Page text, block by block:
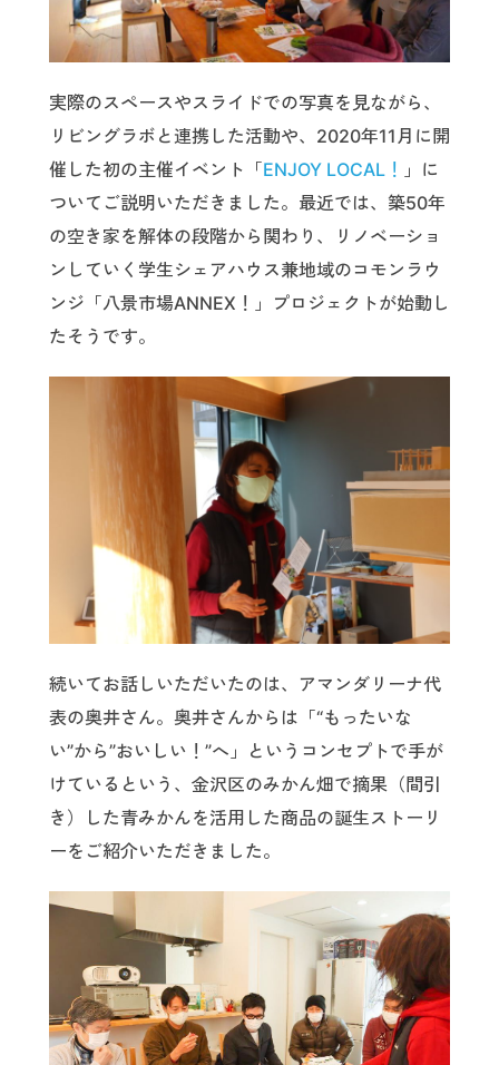
実際のスペースやスライドでの写真を見ながら、
リビングラボと連携した活動や、2020年11月に開
催した初の主催イベント「ENJOY LOCAL！ 」に
ついてご説明いただきました。最近では、築50年
の空き家を解体の段階から関わり、リノベーショ
ンしていく学生シェアハウス兼地域のコモンラウ
ンジ「八景市場ANNEX！」プロジェクトが始動し
たそうです。
続いてお話しいただいたのは、アマンダリーナ代
表の奥井さん。奥井さんからは「“もったいな
い”から”おいしい！”へ」というコンセプトで手が
けているという、金沢区のみかん畑で摘果（間引
き）した青みかんを活用した商品の誕生ストーリ
ーをご紹介いただきました。